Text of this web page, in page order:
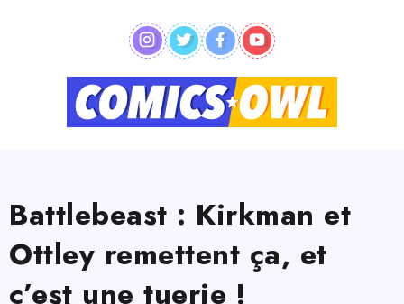
Battlebeast : Kirkman et
Ottley remettent ça, et
c’est une tuerie !